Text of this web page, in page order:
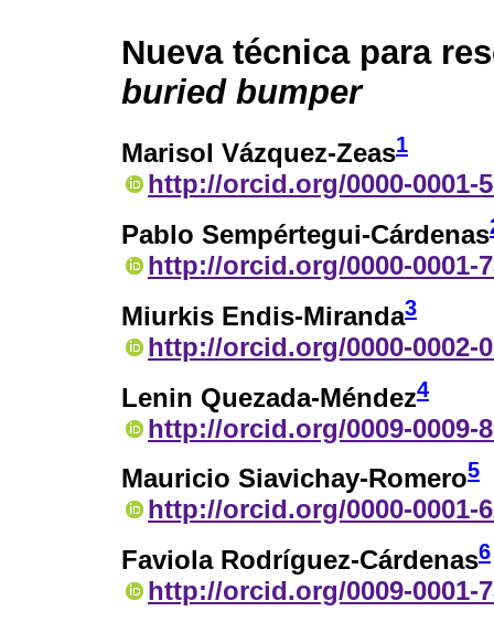
Nueva técnica para
buried bumper
Marisol Vázquez-Zeas1
http://orcid.org/0000-0001-
Pablo Sempértegui-Cárdenas
http://orcid.org/0000-0001-
Miurkis Endis-Miranda3
http://orcid.org/0000-0002-
Lenin Quezada-Méndez4
http://orcid.org/0009-0009-
Mauricio Siavichay-Romero5
http://orcid.org/0000-0001-
Faviola Rodríguez-Cárdenas6
http://orcid.org/0009-0001-